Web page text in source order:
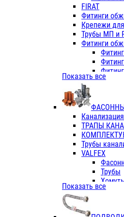
VALFEX
Трубы
Трубы
Трубы
Трубы
Трубы
ПК КОНТУР
Краны
Трубы
FIRAT
Фитинги
Крепежи
Трубы МП и
Фитинги
TK
VALFEX
Показать все
ТРАПЫ
Трубы
VALFEX
Трубы
ПВХ
Показать все